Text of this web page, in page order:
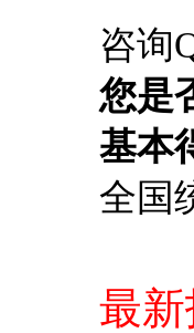
咨询
您是
基本
全国
最